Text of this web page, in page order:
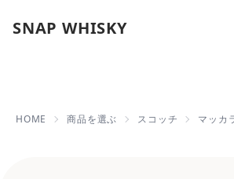
SNAP WHISKYマッカラン12年
HOME 商品を選ぶ スコッチ マッカ